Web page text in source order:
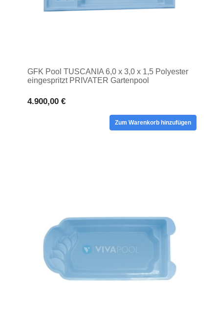
GFK Pool TUSCANIA 6,0 x 3,0 x 1,5 Polyester
eingespritzt PRIVATER Gartenpool
4.900,00 €
Zum Warenkorb hinzufügen